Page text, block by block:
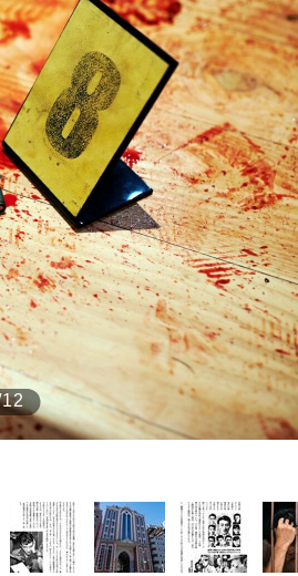
森保一監督...
もっと見る
もっと見る